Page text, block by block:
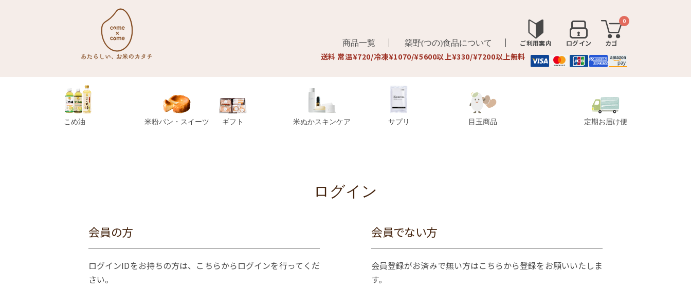
商品一覧 築野(つの)食品について ご利用案内 ログイン カゴ
0
送料 常温¥720/冷凍¥1070/¥5600以上¥330/¥7200以上無料
こめ油 米粉パン・スイーツ ギフト 米ぬかスキンケア サプリ 目玉商品 定期お届け便
ログイン
会員の方
ログインIDをお持ちの方は、こちらからログインを行ってくだ
さい。
会員でない方
会員登録がお済みで無い方はこちらから登録をお願いいたしま
す。